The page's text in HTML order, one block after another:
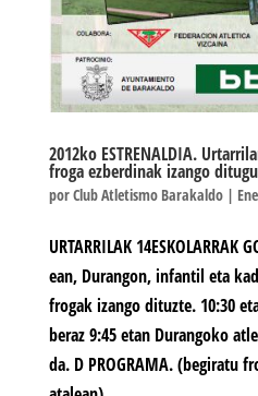
2012ko ESTRENALDIA.
froga ezberdinak izango ditugu
porClub Atletismo Barakaldo|
URTARRILAK 14ESKOLARRAK
ean, Durangon, infantil eta
frogak izango dituzte. 10:30
beraz 9:45 etan Durangoko
da. D PROGRAMA. (begiratu